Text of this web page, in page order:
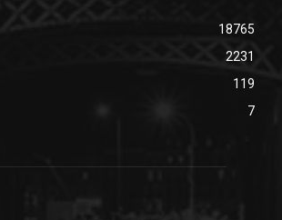
18765
2231
119
7